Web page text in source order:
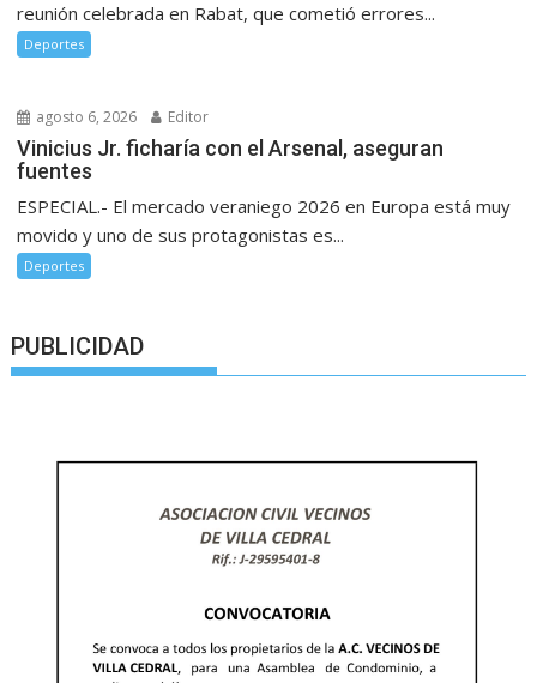
reunión celebrada en Rabat, que cometió errores...
Deportes
agosto 6, 2026 Editor
Vinicius Jr. ficharía con el Arsenal, aseguran
fuentes
ESPECIAL.- El mercado veraniego 2026 en Europa está muy
movido y uno de sus protagonistas es...
Deportes
PUBLICIDAD